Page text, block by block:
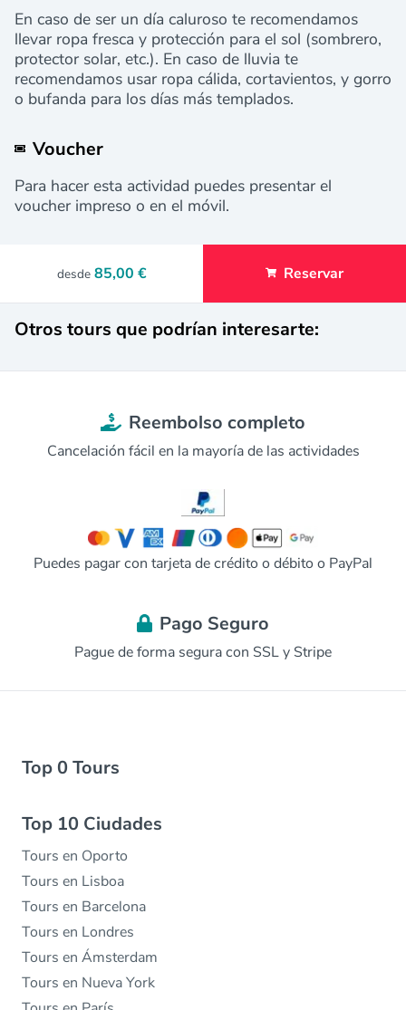
En caso de ser un día caluroso te recomendamos
llevar ropa fresca y protección para el sol (sombrero,
protector solar, etc.). En caso de lluvia te
recomendamos usar ropa cálida, cortavientos, y gorro
o bufanda para los días más templados.
Voucher
Para hacer esta actividad puedes presentar el
voucher impreso o en el móvil.
desde 85,00 € Reservar
Otros tours que podrían interesarte:
Reembolso completo
Cancelación fácil en la mayoría de las actividades
Puedes pagar con tarjeta de crédito o débito o PayPal
Pago Seguro
Pague de forma segura con SSL y Stripe
Top 0 Tours
Top 10 Ciudades
Tours en Oporto
Tours en Lisboa
Tours en Barcelona
Tours en Londres
Tours en Ámsterdam
Tours en Nueva York